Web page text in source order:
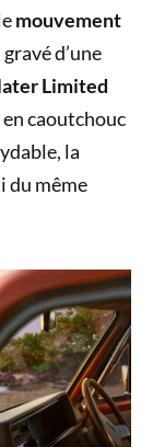
mouvement
d’une
Limited
caoutchouc
la
du même